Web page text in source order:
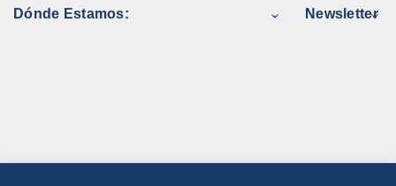
Dónde Estamos: Newsletter